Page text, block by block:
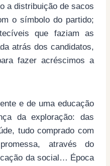
a distribuição de sacos
o símbolo do partido;
que faziam as
atrás dos candidatos,
fazer acréscimos a
de uma educação
da exploração: das
tudo comprado com
através do
da social… Época